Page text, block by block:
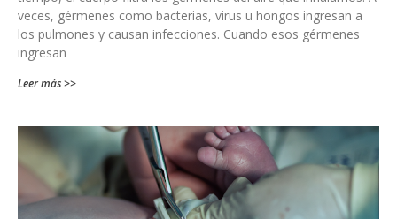
veces, gérmenes como bacterias, virus u hongos ingresan a
los pulmones y causan infecciones. Cuando esos gérmenes
ingresan
Leer más >>